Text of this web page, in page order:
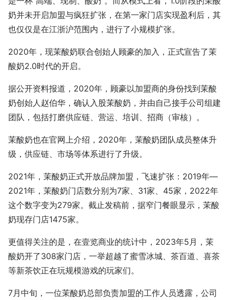
奶并未开启加盟与疯狂扩张，在第一家门店实现盈利后，其
也仅仅是在江浙沪范围内，进行了小规模扩张。
2020年，现茉酸奶联合创始人顾豪的加入，正式宣告了茉
酸奶2.0时代的开启。
据公开资料报道，2020年，顾豪以加盟商的身份找到茉酸
奶创始人赵伯华，确认入股茉酸奶，并由自己接手公司组建
团队，包括打磨供应链、营运、培训、招商（审核）。
茉酸奶也在官网上介绍，2020年，茉酸奶团队成员整体升
级，供应链、市场等体系进行了升级。
2021年，茉酸奶正式开放品牌加盟，飞速扩张：2019年—
2021年，茉酸奶门店数分别为7家、31家、45家，2022年
这个数字变为279家。截止发稿前，据窄门餐眼显示，茉酸
奶现存门店1475家。
更值得关注的是，在壹览商业的统计中，2023年5月，茉
酸奶开了308家门店，一举超越了蜜雪冰城、茶百道、喜茶
等新茶饮正在玩规模游戏的玩家们。
7月中旬，一位茉酸奶总部负责加盟的工作人员透露，公司